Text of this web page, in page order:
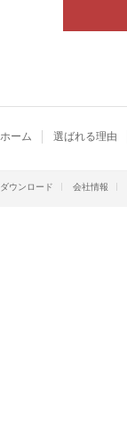
ホーム 選ばれる理由
ダウンロード 会社情報